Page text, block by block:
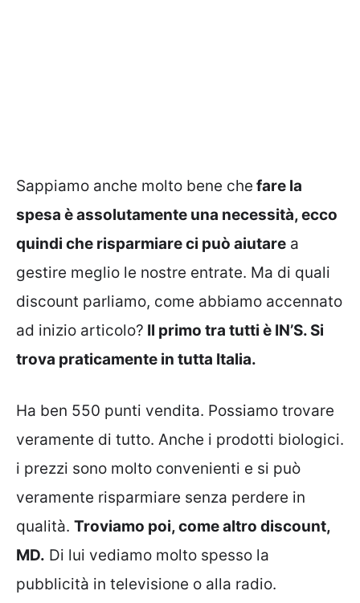
Sappiamo anche molto bene che fare la
spesa è assolutamente una necessità, ecco
quindi che risparmiare ci può aiutare a
gestire meglio le nostre entrate. Ma di quali
discount parliamo, come abbiamo accennato
ad inizio articolo? Il primo tra tutti è IN’S. Si
trova praticamente in tutta Italia.
Ha ben 550 punti vendita. Possiamo trovare
veramente di tutto. Anche i prodotti biologici.
i prezzi sono molto convenienti e si può
veramente risparmiare senza perdere in
qualità. Troviamo poi, come altro discount,
MD. Di lui vediamo molto spesso la
pubblicità in televisione o alla radio.